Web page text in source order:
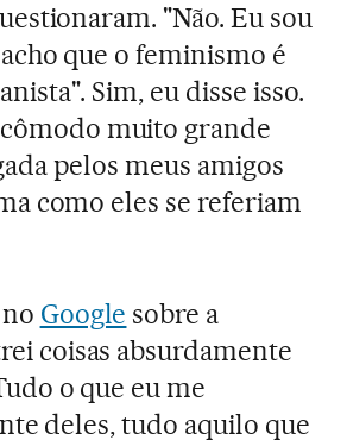
"Não. Eu sou
que o feminismo é
Sim, eu disse isso.
muito grande
pelos meus amigos
como eles se referiam
Google sobre a
coisas absurdamente
o que eu me
deles, tudo aquilo que